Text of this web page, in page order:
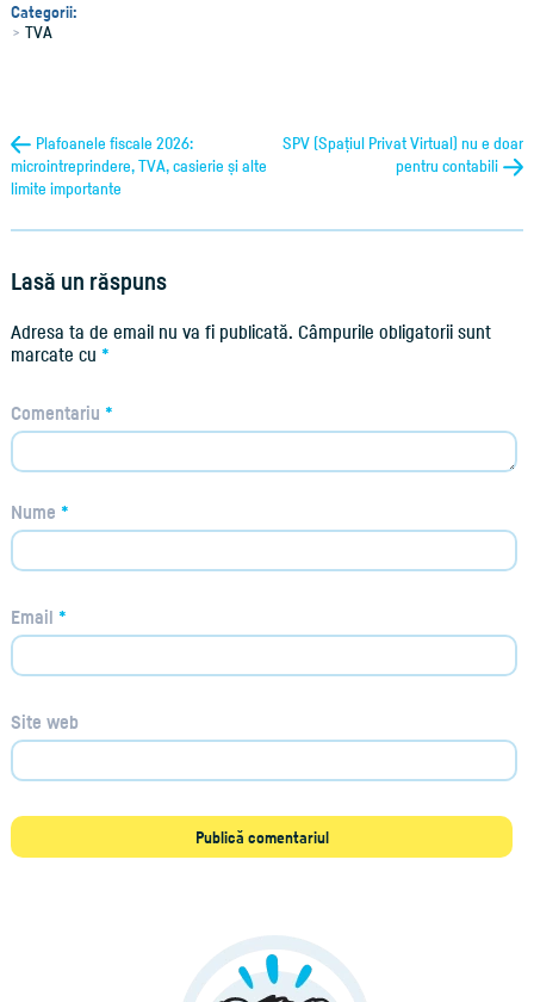
Categorii:
TVA
Plafoanele fiscale 2026:
microintreprindere, TVA, casierie și alte
limite importante
SPV (Spațiul Privat Virtual) nu e doar
pentru contabili
Lasă un răspuns
Adresa ta de email nu va fi publicată. Câmpurile obligatorii sunt
marcate cu *
Comentariu *
Nume *
Email *
Site web